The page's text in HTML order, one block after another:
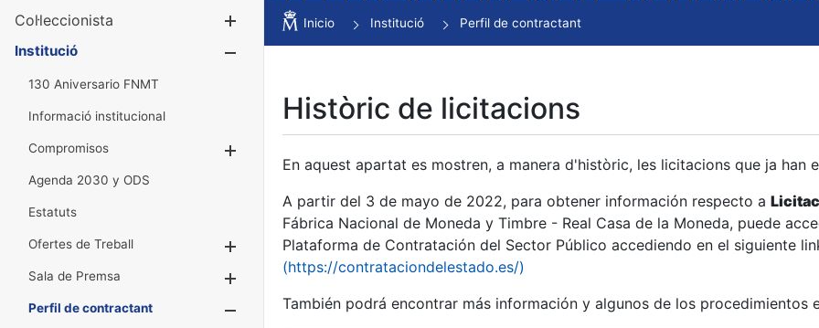
Col·leccionista
Mostra/Amaga
Institució
130 Aniversario FNMT
Informació institucional
Compromisos
Agenda 2030 y ODS
Estatuts
Ofertes de Treball
Mostra/Amaga
Sala de Premsa
Mostra/Amaga
Perfil de contractant
Mostra/Amaga
Inicio Institució Perfil de contractant
Històric de licitacions
En aquest apartat es mostren, a manera d'històric, les licitacions que ja
A partir del 3 de mayo de 2022, para obtener información respecto a
Fábrica Nacional de Moneda y Timbre - Real Casa de la Moneda, puede
Plataforma de Contratación del Sector Público accediendo en el siguiente
(https://contrataciondelestado.es/)
También podrá encontrar más información y algunos de los procedimientos